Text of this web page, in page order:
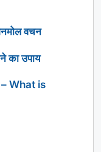
वचन
का उपाय
– What is